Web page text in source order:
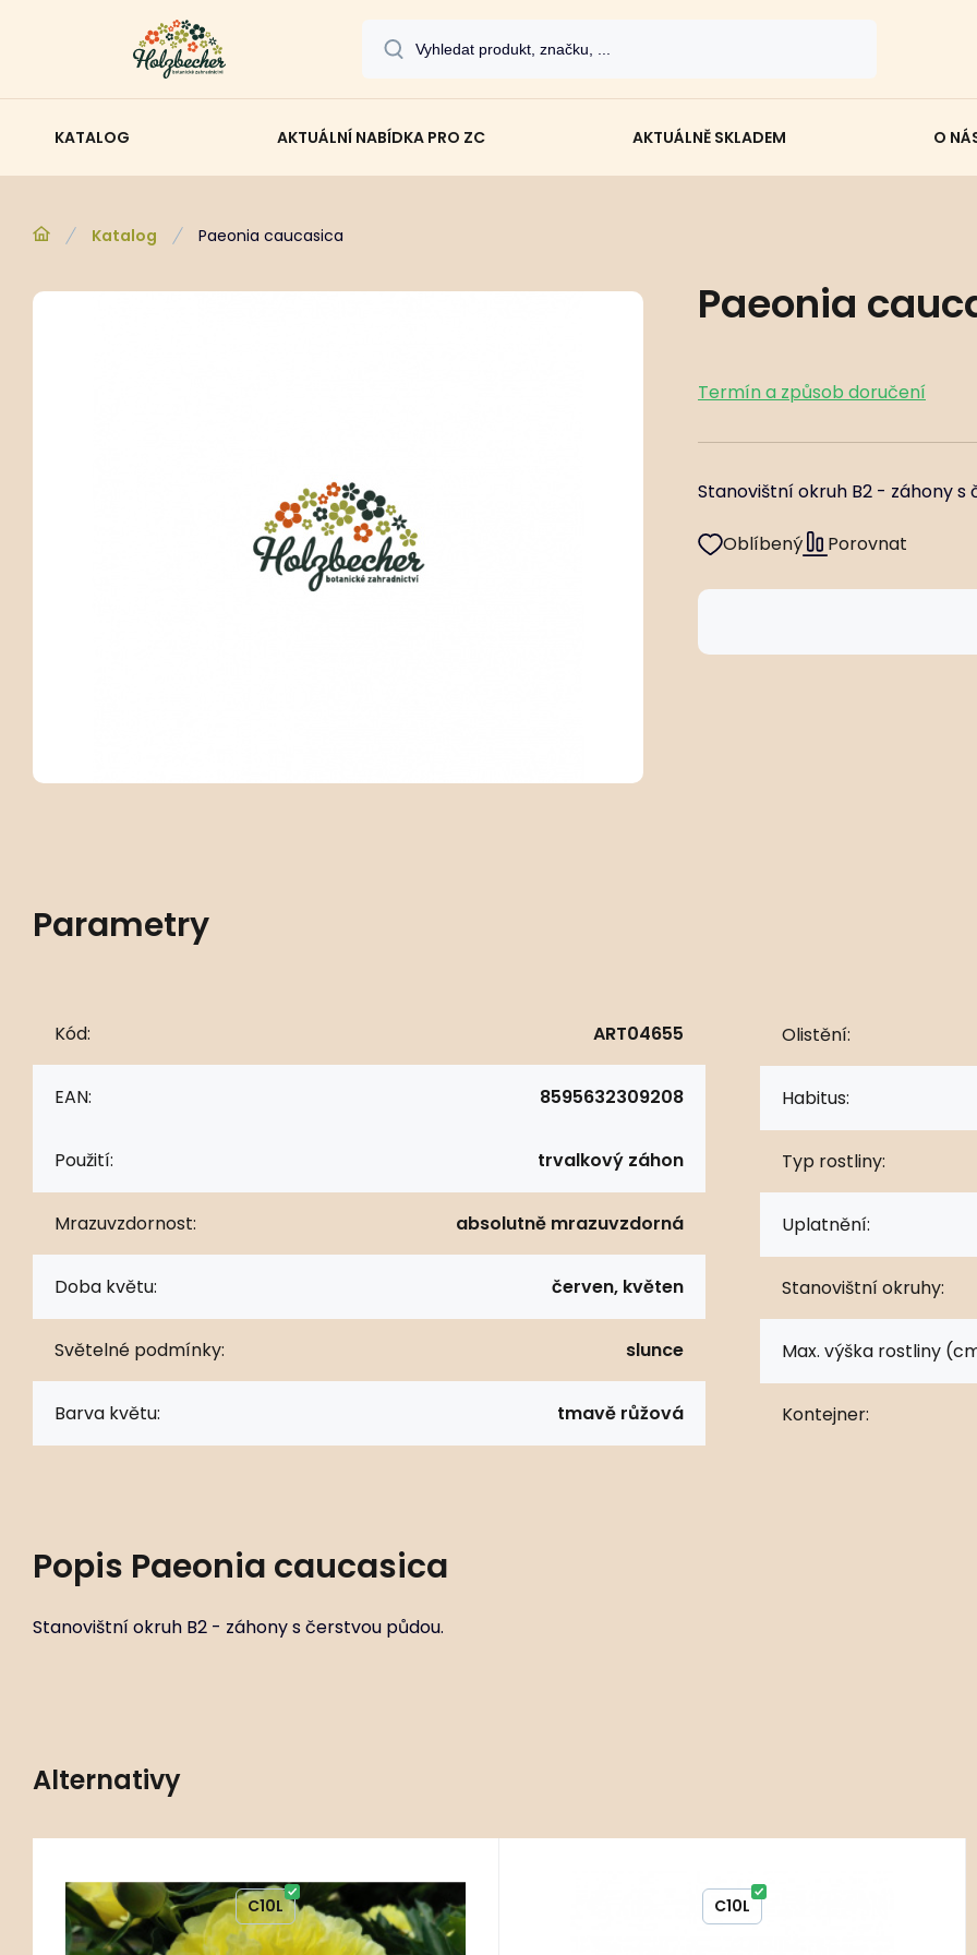
KATALOG AKTUÁLNÍ NABÍDKA PRO ZC AKTUÁLNĚ SKLADEM O
Katalog Paeonia caucasica
Paeonia
Termín a způsob doručení
Stanovištní okruh B2 - záhony s
Oblíbený Porovnat
Parametry
Kód: ART04655
EAN: 8595632309208
Použití: trvalkový záhon
Mrazuvzdornost: absolutně mrazuvzdorná
Doba květu: červen, květen
Světelné podmínky: slunce
Barva květu: tmavě růžová
Olistění:
Habitus:
Typ rostliny:
Uplatnění:
Stanovištní okruhy:
Max. výška rostliny
Kontejner:
Popis Paeonia caucasica
Stanovištní okruh B2 - záhony s čerstvou půdou.
Alternativy
Paeonia ‘Bartzella’
Kód:ART01838
6 ks
C10L
Stanovištní okruh B2 - záhony s čerstvou půdou.
Paeonia ‘Cora Louise’
Kód:ART01841
C10L
Stanovištní okruh B2 - záhony s čerstvou půdou.